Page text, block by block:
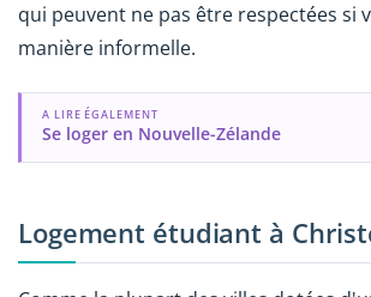
qui peuvent ne pas être respectées si
manière informelle.
A LIRE ÉGALEMENT
Se loger en Nouvelle-Zélande
Logement étudiant à